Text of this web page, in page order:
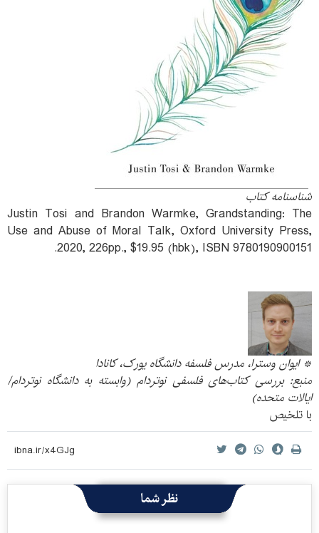
شناسنامه کتاب
Justin Tosi and Brandon Warmke, Grandstanding: The
Use and Abuse of Moral Talk, Oxford University Press,
2020, 226pp., $19.95 (hbk), ISBN 9780190900151.
* ایوان وسترا، مدرس فلسفه دانشگاه یورک، کانادا
منبع: بررسی کتاب‌های فلسفی نوتردام (وابسته به دانشگاه نوتردام/
ایالات متحده)
با تلخیص
نظر شما